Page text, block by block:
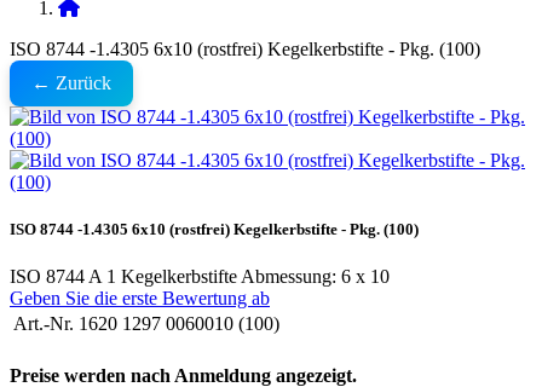
ISO 8744 -1.4305 6x10 (rostfrei) Kegelkerbstifte - Pkg. (100)
← Zurück
ISO 8744 -1.4305 6x10 (rostfrei) Kegelkerbstifte - Pkg. (100)
ISO 8744 A 1 Kegelkerbstifte Abmessung: 6 x 10
Geben Sie die erste Bewertung ab
Art.-Nr. 1620 1297 0060010 (100)
Preise werden nach Anmeldung angezeigt.